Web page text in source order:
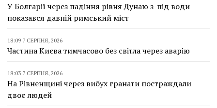
У Болгарії через падіння рівня Дунаю з-під води
показався давній римський міст
18:09 7 СЕРПНЯ, 2026
Частина Києва тимчасово без світла через аварію
18:03 7 СЕРПНЯ, 2026
На Рівненщині через вибух гранати постраждали
двоє людей